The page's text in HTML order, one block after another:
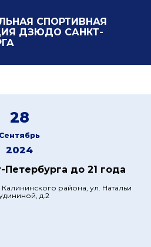
СПОРТИВНАЯ
ДЗЮДО САНКТ-
28
Сентябрь
2024
Петербурга до 21 года
района, ул. Натальи
д.2